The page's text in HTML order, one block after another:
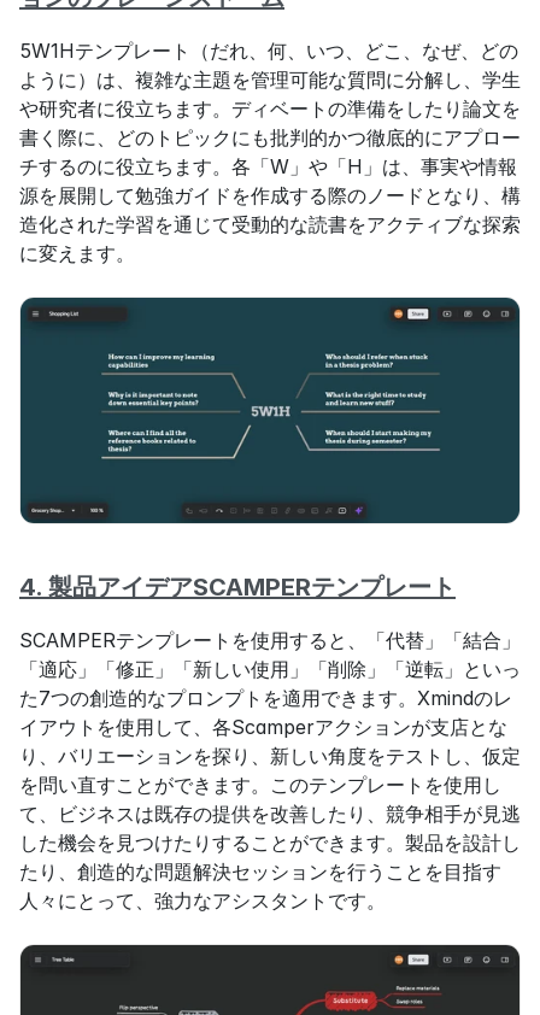
5W1Hテンプレート（だれ、何、いつ、どこ、なぜ、どの
ように）は、複雑な主題を管理可能な質問に分解し、学生
や研究者に役立ちます。ディベートの準備をしたり論文を
書く際に、どのトピックにも批判的かつ徹底的にアプロー
チするのに役立ちます。各「W」や「H」は、事実や情報
源を展開して勉強ガイドを作成する際のノードとなり、構
造化された学習を通じて受動的な読書をアクティブな探索
に変えます。
4. 製品アイデアSCAMPERテンプレート
SCAMPERテンプレートを使用すると、「代替」「結合」
「適応」「修正」「新しい使用」「削除」「逆転」といっ
た7つの創造的なプロンプトを適用できます。Xmindのレ
イアウトを使用して、各Scamperアクションが支店とな
り、バリエーションを探り、新しい角度をテストし、仮定
を問い直すことができます。このテンプレートを使用し
て、ビジネスは既存の提供を改善したり、競争相手が見逃
した機会を見つけたりすることができます。製品を設計し
たり、創造的な問題解決セッションを行うことを目指す
人々にとって、強力なアシスタントです。